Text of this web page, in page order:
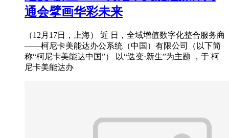
通会擘画华彩未来
（12月17日，上海） 近 日，全域增值数字化整合服务商
——柯尼卡美能达办公系统（中国）有限公司（以下简
称“柯尼卡美能达中国”） 以“迭变·新生”为主题 ，于 柯
尼卡美能达办